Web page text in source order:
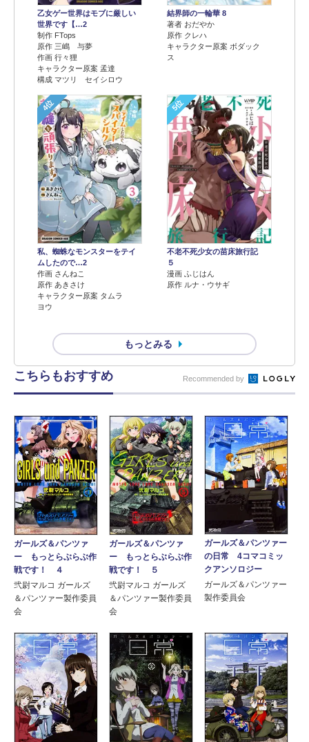
乙女ゲー世界はモブに厳しい
世界です【…2
制作 FTops
原作 三嶋 与夢
作画 行々狸
キャラクター原案 孟達
構成 マツリ セイシロウ
結界師の一輪華 8
著者 おだやか
原作 クレハ
キャラクター原案 ボダック
ス
4位
私、蜘蛛なモンスターをテイ
ムしたので…2
作画 さんねこ
原作 あきさけ
キャラクター原案 タムラ
ヨウ
5位
不老不死少女の苗床旅行記
５
漫画 ふじはん
原作 ルナ・ウサギ
もっとみる
こちらもおすすめ Recommended by
ガールズ＆パンツァ
ー もっとらぶらぶ作
戦です！ ４
弐尉マルコ ガールズ
＆パンツァー製作委員
会
ガールズ＆パンツァ
ー もっとらぶらぶ作
戦です！ ５
弐尉マルコ ガールズ
＆パンツァー製作委員
会
ガールズ＆パンツァー
の日常 4コマコミッ
クアンソロジー
ガールズ＆パンツァー
製作委員会